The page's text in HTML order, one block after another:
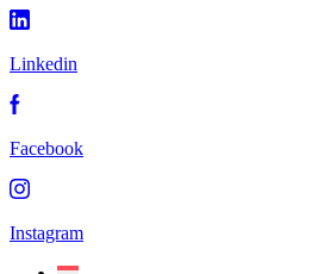
Linkedin
Facebook
Instagram